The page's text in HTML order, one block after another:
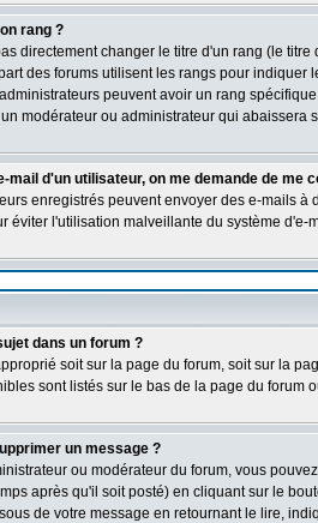
rang ?
directement changer le titre d'un rang (le
des forums utilisent les rangs pour
peuvent avoir un rang
modérateur ou administrateur qui abaissera
mail d'un utilisateur, on me demande de me
enregistrés peuvent envoyer des e-mails
éviter l'utilisation malveillante du système d'e-
dans un forum ?
soit sur la page du forum, soit sur la
sont listés sur le bas de la page du forum
un message ?
ou modérateur du forum, vous
après qu'il soit posté) en cliquant sur le
de votre message en retournant le lire,